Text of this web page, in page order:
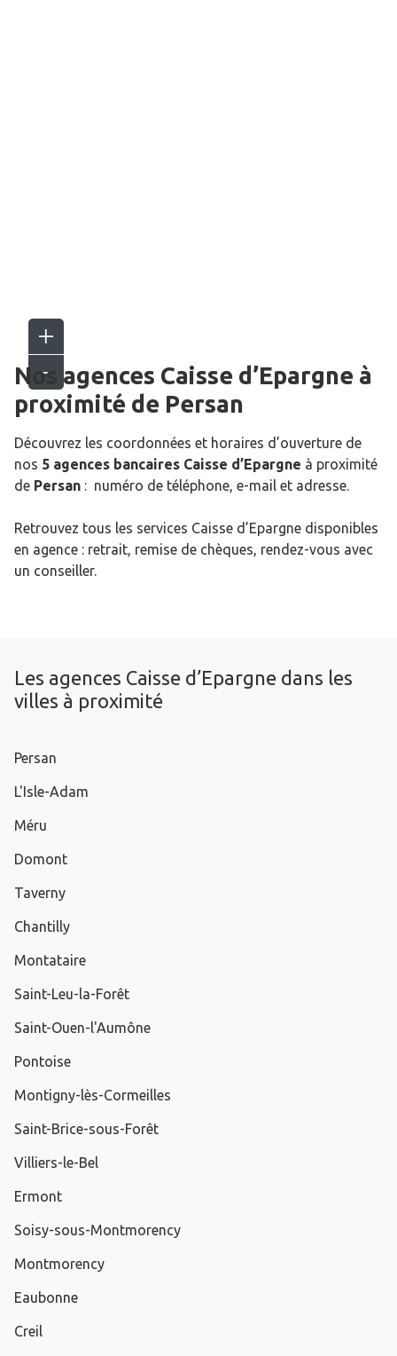
Nos agences Caisse d’Epargne à
proximité de Persan
Découvrez les coordonnées et horaires d’ouverture de
nos 5 agences bancaires Caisse d’Epargne à proximité
de Persan : numéro de téléphone, e-mail et adresse.
Retrouvez tous les services Caisse d’Epargne disponibles
en agence : retrait, remise de chèques, rendez-vous avec
un conseiller.
Les agences Caisse d’Epargne dans les
villes à proximité
Persan
L'Isle-Adam
Méru
Domont
Taverny
Chantilly
Montataire
Saint-Leu-la-Forêt
Saint-Ouen-l'Aumône
Pontoise
Montigny-lès-Cormeilles
Saint-Brice-sous-Forêt
Villiers-le-Bel
Ermont
Soisy-sous-Montmorency
Montmorency
Eaubonne
Creil